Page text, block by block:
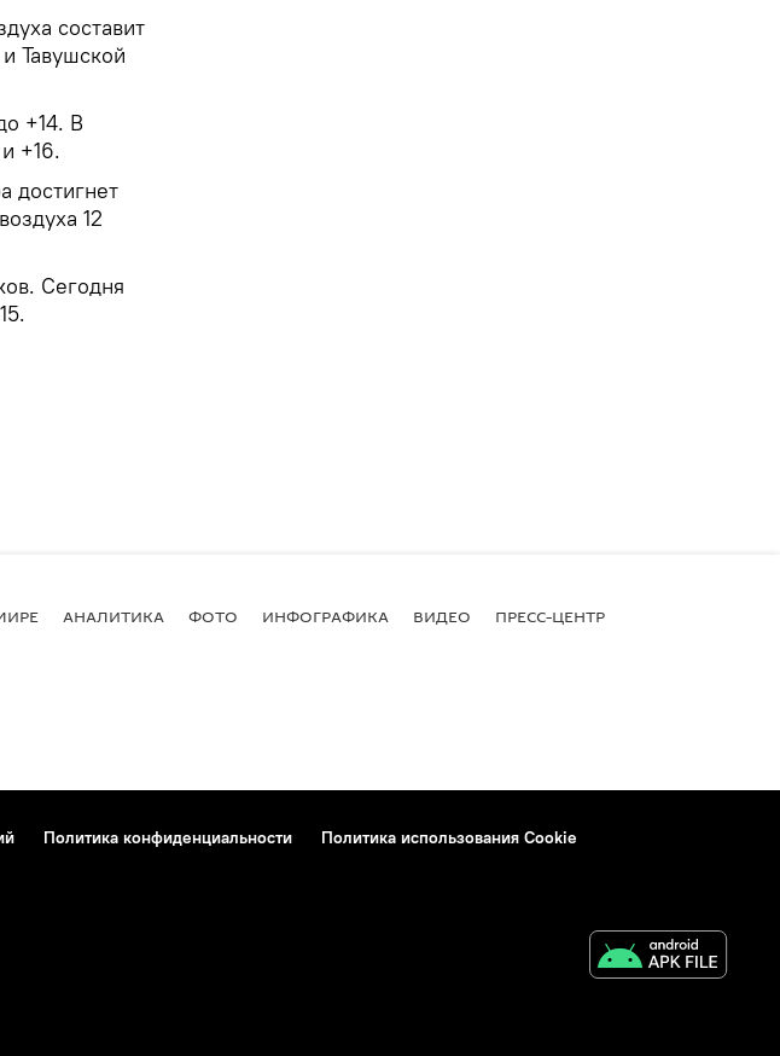
составит
Тавушской
+14. В
+16.
достигнет
12
Сегодня
АНАЛИТИКА ФОТО ИНФОГРАФИКА ВИДЕО ПРЕСС-ЦЕНТР
Политика конфиденциальности
Политика использования Cookie